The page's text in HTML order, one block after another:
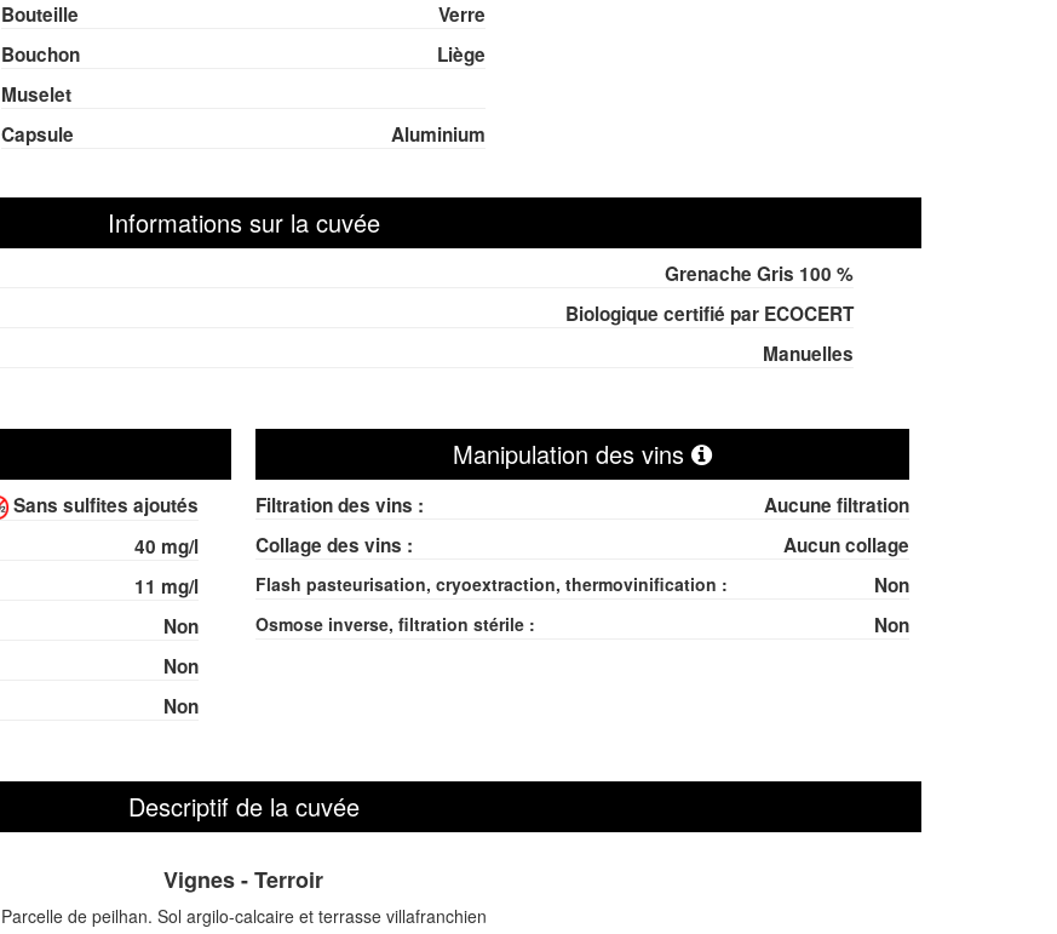
Bouteille
Verre
Bouchon
Liège
Muselet
Capsule
Aluminium
Informations sur la cuvée
Grenache Gris 100 %
Biologique certifié par ECOCERT
Manuelles
Sans sulfites ajoutés
40 mg/l
11 mg/l
Non
Non
Non
Manipulation des vins
Filtration des vins :
Aucune filtration
Collage des vins :
Aucun collage
Flash pasteurisation, cryoextraction, thermovinification : Non
Osmose inverse, filtration stérile : Non
Descriptif de la cuvée
Vignes - Terroir
Parcelle de peilhan. Sol argilo-calcaire et terrasse villafranchien